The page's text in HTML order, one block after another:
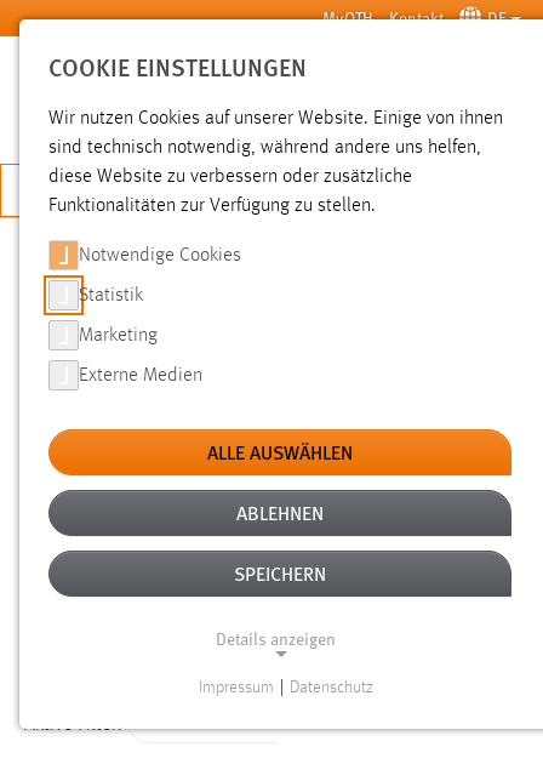
Zum Hauptinhalt springen MyOTH Kontakt DE
SUCHE
JETZT BEWERBEN
SUCHE
FILTER
Typ
Erstellungsdatum
Alter
Aktive Filter:
COOKIE EINSTELLUNGEN
Wir nutzen Cookies auf unserer Website. Einige von ihnen
sind technisch notwendig, während andere uns helfen,
diese Website zu verbessern oder zusätzliche
Funktionalitäten zur Verfügung zu stellen.
Notwendige Cookies
Statistik
Marketing
Externe Medien
ALLE AUSWÄHLEN
ABLEHNEN
SPEICHERN
Details anzeigen
Impressum Datenschutz